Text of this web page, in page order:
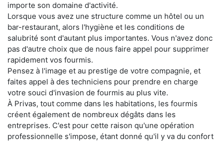
importe son domaine d'activité.
Lorsque vous avez une structure comme un hôtel ou un
bar-restaurant, alors l'hygiène et les conditions de
salubrité sont d'autant plus importantes. Vous n'avez donc
pas d'autre choix que de nous faire appel pour supprimer
rapidement vos fourmis.
Pensez à l'image et au prestige de votre compagnie, et
faites appel à des techniciens pour prendre en charge
votre souci d'invasion de fourmis au plus vite.
À Privas, tout comme dans les habitations, les fourmis
créent également de nombreux dégâts dans les
entreprises. C'est pour cette raison qu'une opération
professionnelle s'impose, étant donné qu'il y va du confort